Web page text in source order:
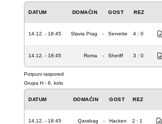
DATUM DOMAĆIN GOST REZ
14.12. - 18:45 Slavia Prag - Servette 4 : 0
14.12. - 18:45 Roma - Sheriff 3 : 0
Potpuni raspored
Grupa H - 6. kolo
DATUM DOMAĆIN GOST REZ
14.12. - 18:45 Qarabag - Hacken 2 : 1